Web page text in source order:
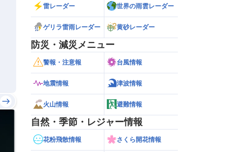
雷レーダー 世界の雨雲レーダー
ゲリラ雷雨レーダー 黄砂レーダー
防災・減災メニュー
警報・注意報 台風情報
地震情報 津波情報
火山情報 避難情報
自然・季節・レジャー情報
花粉飛散情報 さくら開花情報